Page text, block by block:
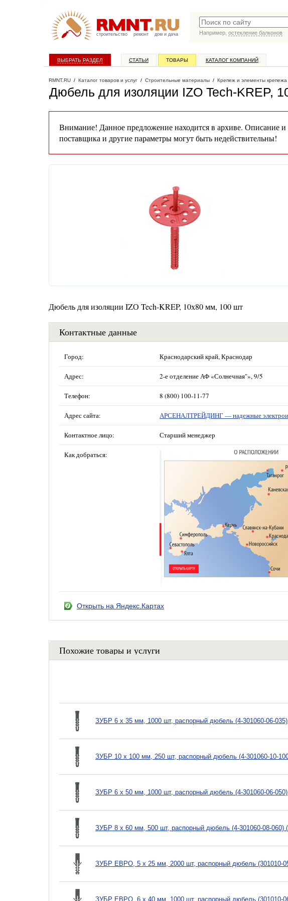
строительство ремонт дом и дача
Например, остекление балконов
ВЫБРАТЬ РАЗДЕЛ СТАТЬИ ТОВАРЫ КАТАЛОГ КОМПАНИЙ
RMNT.RU / Каталог товаров и услуг / Строительные материалы / Крепеж и элементы крепежа
Дюбель для изоляции IZО Tech-KREP,
Внимание! Данное предложение находится в архиве. Описание
поставщика и другие параметры могут быть недействительны!
Дюбель для изоляции IZО Tech-KREP, 10х80 мм, 100 шт
Контактные данные
Город: Краснодарский край, Краснодар
Адрес: 2-е отделение АФ «Солнечная"», 9/5
Телефон: 8 (800) 100-11-77
Адрес сайта: АРСЕНАЛТРЕЙДИНГ — надежные
Контактное лицо: Старший менеджер
Как добраться:
Открыть на Яндекс.Картах
Похожие товары и услуги
ЗУБР 6 х 35 мм, 1000 шт, распорный дюбель (4-301060-06-
ЗУБР 10 х 100 мм, 250 шт, распорный дюбель (4-301060-10-
ЗУБР 6 х 50 мм, 1000 шт, распорный дюбель (4-301060-06-
ЗУБР 8 х 60 мм, 500 шт, распорный дюбель (4-301060-08-060)
ЗУБР ЕВРО, 5 х 25 мм, 2000 шт, распорный дюбель (301010-
ЗУБР ЕВРО, 6 х 40 мм, 1000 шт, распорный дюбель (301010-